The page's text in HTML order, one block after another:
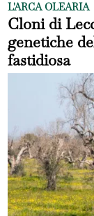
L'ARCA OLEARIA
Cloni di
genetiche
fastidiosa